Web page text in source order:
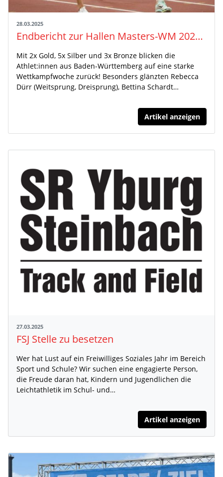
28.03.2025
Endbericht zur Hallen Masters-WM 2025 in Gainesville, Florida
Mit 2x Gold, 5x Silber und 3x Bronze blicken die
Athlet:innen aus Baden-Württemberg auf eine starke
Wettkampfwoche zurück! Besonders glänzten Rebecca
Dürr (Weitsprung, Dreisprung), Bettina Schardt…
Artikel anzeigen
27.03.2025
FSJ Stelle zu besetzen
Wer hat Lust auf ein Freiwilliges Soziales Jahr im Bereich
Sport und Schule? Wir suchen eine engagierte Person,
die Freude daran hat, Kindern und Jugendlichen die
Leichtathletik im Schul- und…
Artikel anzeigen